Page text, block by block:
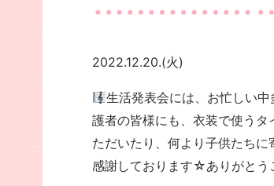
2022.12.20.(火)
生活発表会には、お忙しい
護者の皆様にも、衣装で使う
ただいたり、何より子供たち
感謝しております☆ありがとう